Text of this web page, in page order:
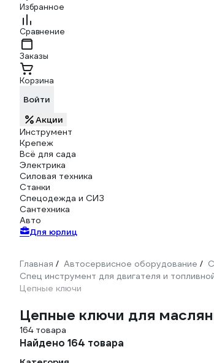
Избранное
Сравнение
Заказы
Корзина
Войти
Акции
Инструмент
Крепеж
Всё для сада
Электрика
Силовая техника
Станки
Спецодежда и СИЗ
Сантехника
Авто
Для юрлиц
Главная / Автосервисное оборудование /
Спец инструмент для двигателя и
Цепные ключи
Цепные ключи для
164 товара
Найдено 164 товара